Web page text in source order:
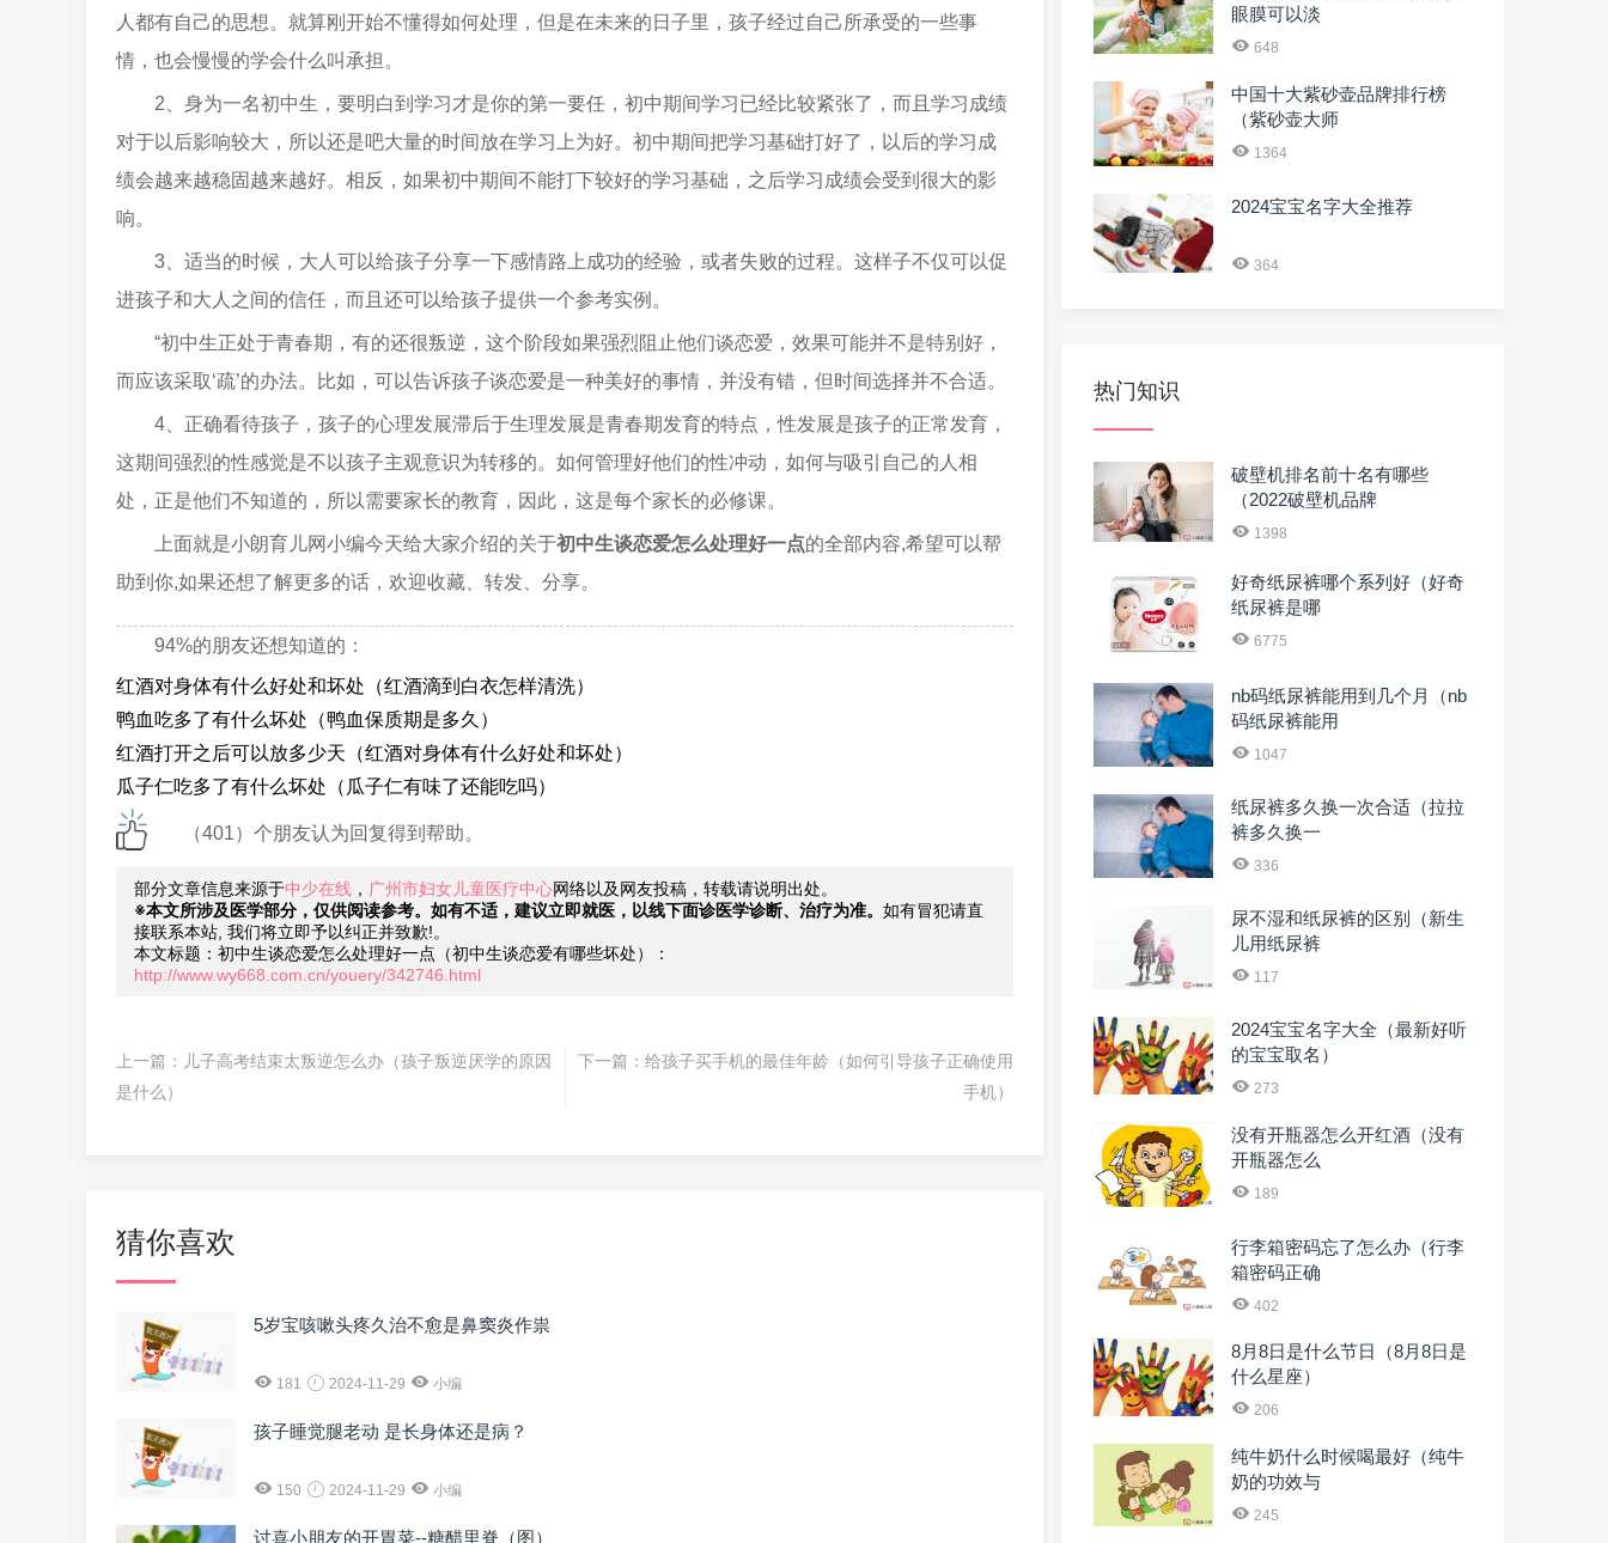
人都有自己的思想。就算刚开始不懂得如何处理，但是在未来的日子里，孩子经过自己所承受的一些事
情，也会慢慢的学会什么叫承担。
2、身为一名初中生，要明白到学习才是你的第一要任，初中期间学习已经比较紧张了，而且学习成绩
对于以后影响较大，所以还是吧大量的时间放在学习上为好。初中期间把学习基础打好了，以后的学习成
绩会越来越稳固越来越好。相反，如果初中期间不能打下较好的学习基础，之后学习成绩会受到很大的影
响。
3、适当的时候，大人可以给孩子分享一下感情路上成功的经验，或者失败的过程。这样子不仅可以促
进孩子和大人之间的信任，而且还可以给孩子提供一个参考实例。
“初中生正处于青春期，有的还很叛逆，这个阶段如果强烈阻止他们谈恋爱，效果可能并不是特别好，
而应该采取‘疏’的办法。比如，可以告诉孩子谈恋爱是一种美好的事情，并没有错，但时间选择并不合适。
4、正确看待孩子，孩子的心理发展滞后于生理发展是青春期发育的特点，性发展是孩子的正常发育，
这期间强烈的性感觉是不以孩子主观意识为转移的。如何管理好他们的性冲动，如何与吸引自己的人相
处，正是他们不知道的，所以需要家长的教育，因此，这是每个家长的必修课。
上面就是小朗育儿网小编今天给大家介绍的关于初中生谈恋爱怎么处理好一点的全部内容,希望可以帮
助到你,如果还想了解更多的话，欢迎收藏、转发、分享。
94%的朋友还想知道的：
红酒对身体有什么好处和坏处（红酒滴到白衣怎样清洗）
鸭血吃多了有什么坏处（鸭血保质期是多久）
红酒打开之后可以放多少天（红酒对身体有什么好处和坏处）
瓜子仁吃多了有什么坏处（瓜子仁有味了还能吃吗）
（401）个朋友认为回复得到帮助。
部分文章信息来源于中少在线 ， 广州市妇女儿童医疗中心网络以及网友投稿，转载请说明出处。
※本文所涉及医学部分，仅供阅读参考。如有不适，建议立即就医，以线下面诊医学诊断、治疗为准。 如有冒犯请直
接联系本站, 我们将立即予以纠正并致歉!。
本文标题：初中生谈恋爱怎么处理好一点（初中生谈恋爱有哪些坏处）：
http://www.wy668.com.cn/youery/342746.html
上一篇： 儿子高考结束太叛逆怎么办（孩子叛逆厌学的原因
是什么）
下一篇： 给孩子买手机的最佳年龄（如何引导孩子正确使用
手机）
猜你喜欢
5岁宝咳嗽头疼久治不愈是鼻窦炎作祟
181 2024-11-29 小编
孩子睡觉腿老动 是长身体还是病？
150 2024-11-29 小编
讨喜小朋友的开胃菜--糖醋里脊（图）
眼膜可以淡
648
中国十大紫砂壶品牌排行榜
（紫砂壶大师
1364
2024宝宝名字大全推荐
364
热门知识
破壁机排名前十名有哪些
（2022破壁机品牌
1398
好奇纸尿裤哪个系列好（好奇
纸尿裤是哪
6775
nb码纸尿裤能用到几个月（nb
码纸尿裤能用
1047
纸尿裤多久换一次合适（拉拉
裤多久换一
336
尿不湿和纸尿裤的区别（新生
儿用纸尿裤
117
2024宝宝名字大全（最新好听
的宝宝取名）
273
没有开瓶器怎么开红酒（没有
开瓶器怎么
189
行李箱密码忘了怎么办（行李
箱密码正确
402
8月8日是什么节日（8月8日是
什么星座）
206
纯牛奶什么时候喝最好（纯牛
奶的功效与
245